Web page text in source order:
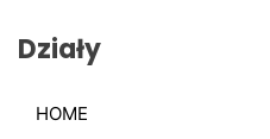
Działy
HOME